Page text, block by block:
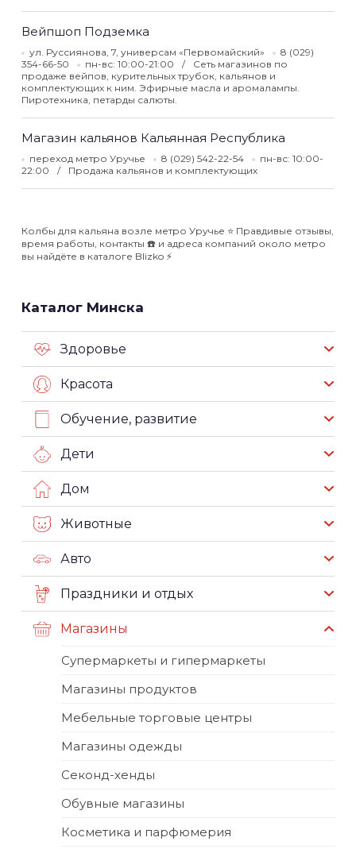
Вейпшоп Подземка
ул. Руссиянова, 7, универсам «Первомайский»
8 (029)
354-66-50
пн-вс: 10:00-21:00
Сеть магазинов по
продаже вейпов, курительных трубок, кальянов и
комплектующих к ним. Эфирные масла и аромалампы.
Пиротехника, петарды салюты.
Магазин кальянов Кальянная Республика
переход метро Уручье 8 (029) 542-22-54
пн-вс: 10:00-
22:00
Продажа кальянов и комплектующих
Колбы для кальяна возле метро Уручье ⭐️ Правдивые отзывы,
время работы, контакты ☎️ и адреса компаний около метро
вы найдёте в каталоге Blizko ⚡️
Каталог Минска
Здоровье
Красота
Обучение, развитие
Дети
Дом
Животные
Авто
Праздники и отдых
Магазины
Супермаркеты и гипермаркеты
Магазины продуктов
Мебельные торговые центры
Магазины одежды
Секонд-хенды
Обувные магазины
Косметика и парфюмерия